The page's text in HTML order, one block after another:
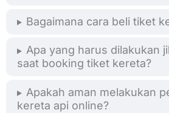
Bagaimana cara beli tiket
Apa yang harus dilakukan
saat booking tiket kereta?
Apakah aman melakukan
kereta api online?